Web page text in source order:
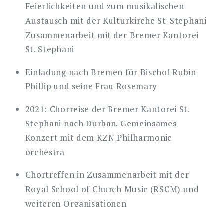
Feierlichkeiten und zum musikalischen
Austausch mit der Kulturkirche St. Stephani
Zusammenarbeit mit der Bremer Kantorei
St. Stephani
Einladung nach Bremen für Bischof Rubin
Phillip und seine Frau Rosemary
2021: Chorreise der Bremer Kantorei St.
Stephani nach Durban. Gemeinsames
Konzert mit dem KZN Philharmonic
orchestra
Chortreffen in Zusammenarbeit mit der
Royal School of Church Music (RSCM) und
weiteren Organisationen